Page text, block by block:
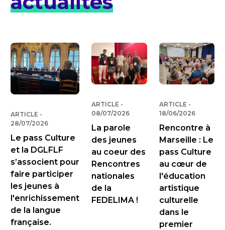
ARTICLE -
28/07/2026
Le pass Culture
et la DGLFLF
s’associent pour
faire participer
les jeunes à
l'enrichissement
de la langue
française.
ARTICLE-
08/07/2026
La parole
des jeunes
au coeur des
Rencontres
nationales
de la
FEDELIMA !
ARTICLE-
18/06/2026
Rencontre à
Marseille : Le
pass Culture
au cœur de
l'éducation
artistique
culturelle
dans le
premier